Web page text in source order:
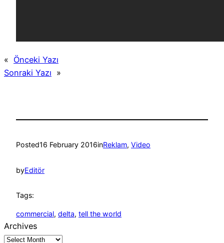
« Önceki Yazı
Sonraki Yazı »
Posted16 February 2016inReklam, Video
byEditör
Tags:
commercial, delta, tell the world
Archives